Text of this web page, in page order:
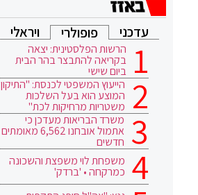
עדכני פופולרי ויראלי
הרשות הפלסטינית: יצאה
בקריאה להתבצר בהר הבית
ביום שישי
הייעוץ המשפטי לכנסת: "התיקון
המוצע הוא בעל השלכות
משטריות מרחיקות לכת"
משרד הבריאות מעדכן כי
אתמול אובחנו 6,562 מאומתים
חדשים
משפחת לוי משפצת והשכונה
כמרקחה • 'ברדק'